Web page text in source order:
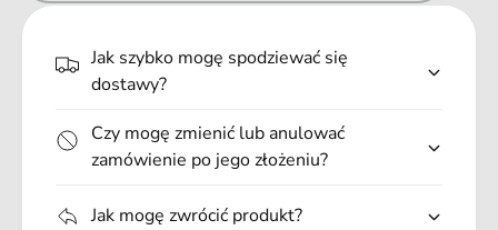
Jak szybko mogę spodziewać się
dostawy?
Czy mogę zmienić lub anulować
zamówienie po jego złożeniu?
Jak mogę zwrócić produkt?